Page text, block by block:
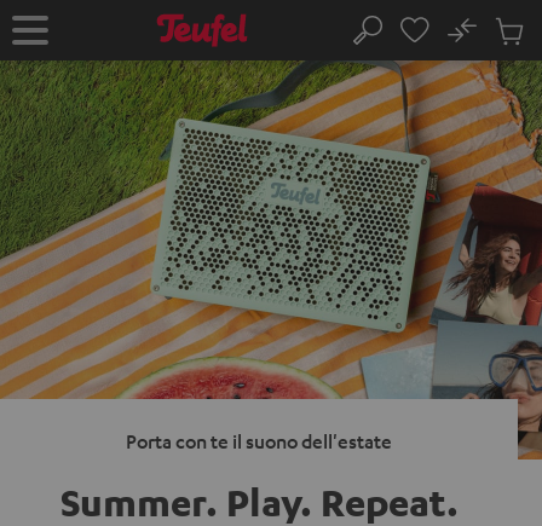
AL
Pagina
iniziale
Cerca
No
nel
Porta con te il suono dell'estate
Summer. Play. Repeat.